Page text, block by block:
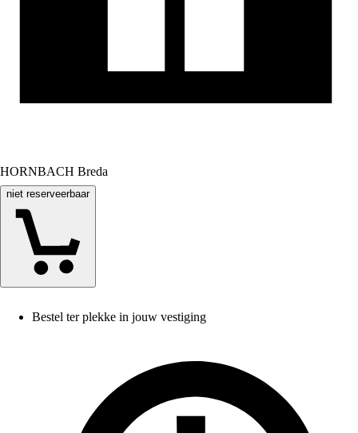
HORNBACH Breda
niet reserveerbaar
Bestel ter plekke in jouw vestiging